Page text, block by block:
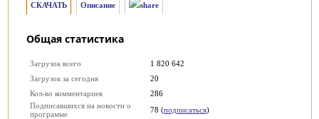
СКАЧАТЬ Описание
Общая статистика
Загрузок всего
1 820 642
Загрузок за сегодня
20
Кол-во комментариев
286
Подписавшихся на новости о
программе
78 (подписаться)